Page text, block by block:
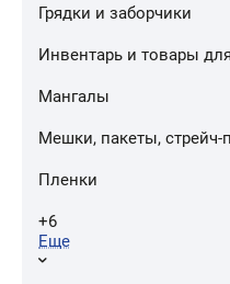
Грядки и заборчики
Инвентарь и товары
Мангалы
Мешки, пакеты, стрейч-
Пленки
+6
Еще